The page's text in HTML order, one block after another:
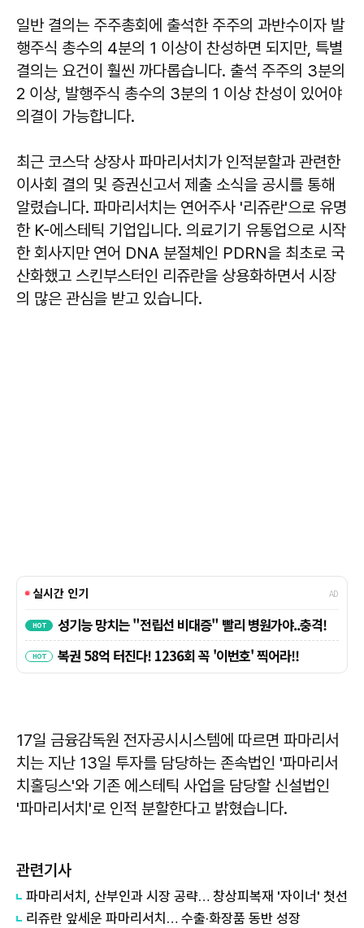
일반 결의는 주주총회에 출석한 주주의 과반수이자 발
행주식 총수의 4분의 1 이상이 찬성하면 되지만, 특별
결의는 요건이 훨씬 까다롭습니다. 출석 주주의 3분의
2 이상, 발행주식 총수의 3분의 1 이상 찬성이 있어야
의결이 가능합니다.
최근 코스닥 상장사 파마리서치가 인적분할과 관련한
이사회 결의 및 증권신고서 제출 소식을 공시를 통해
알렸습니다. 파마리서치는 연어주사 '리쥬란'으로 유명
한 K-에스테틱 기업입니다. 의료기기 유통업으로 시작
한 회사지만 연어 DNA 분절체인 PDRN을 최초로 국
산화했고 스킨부스터인 리쥬란을 상용화하면서 시장
의 많은 관심을 받고 있습니다.
17일 금융감독원 전자공시시스템에 따르면 파마리서
치는 지난 13일 투자를 담당하는 존속법인 '파마리서
치홀딩스'와 기존 에스테틱 사업을 담당할 신설법인
'파마리서치'로 인적 분할한다고 밝혔습니다.
관련기사
파마리서치, 산부인과 시장 공략… 창상피복재 '자이너' 첫선
리쥬란 앞세운 파마리서치… 수출·화장품 동반 성장